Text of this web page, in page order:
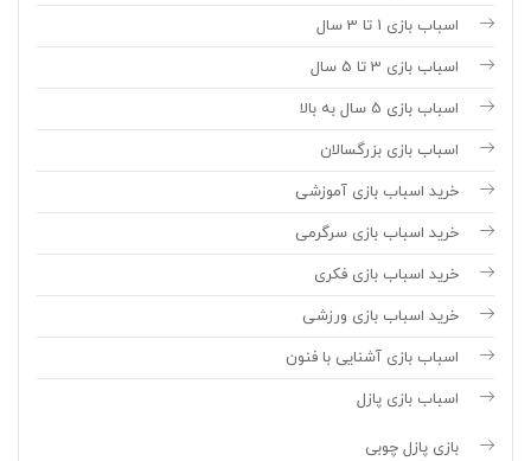
اسباب بازی 1 تا 3 سال
اسباب بازی 3 تا 5 سال
اسباب بازی 5 سال به بالا
اسباب بازی بزرگسالان
خرید اسباب بازی آموزشی
خرید اسباب بازی سرگرمی
خرید اسباب بازی فکری
خرید اسباب بازی ورزشی
اسباب بازی آشنایی با فنون
اسباب بازی پازل
بازی پازل چوبی